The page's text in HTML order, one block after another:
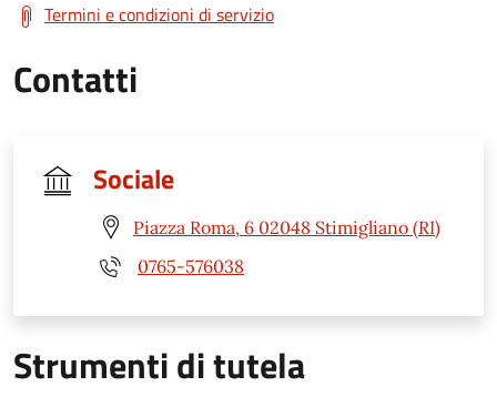
Termini e condizioni di servizio
Contatti
Sociale
Piazza Roma, 6 02048 Stimigliano (RI)
0765-576038
Strumenti di tutela